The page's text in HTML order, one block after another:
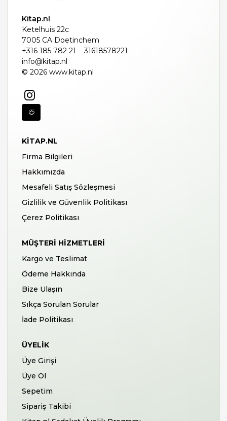
Kitap.nl
Ketelhuis 22c
7005 CA Doetinchem
+316 185 782 21
31618578221
info@kitap.nl
© 2026 www.kitap.nl
KITAP.NL
Firma Bilgileri
Hakkımızda
Mesafeli Satış Sözleşmesi
Gizlilik ve Güvenlik Politikası
Çerez Politikası
MÜŞTERI HIZMETLERI
Kargo ve Teslimat
Ödeme Hakkında
Bize Ulaşın
Sıkça Sorulan Sorular
İade Politikası
ÜYELIK
Üye Girişi
Üye Ol
Sepetim
Sipariş Takibi